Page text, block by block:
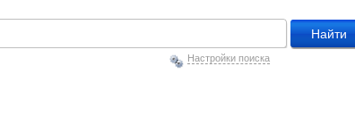
Настройки поиска